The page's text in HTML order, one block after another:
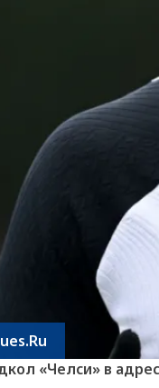
«Челси» в